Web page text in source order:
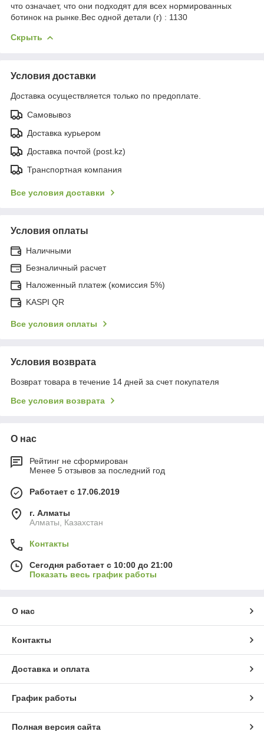
что означает, что они подходят для всех нормированных
ботинок на рынке.Вес одной детали (г) : 1130
Скрыть
Условия доставки
Доставка осуществляется только по предоплате.
Самовывоз
Доставка курьером
Доставка почтой (post.kz)
Транспортная компания
Все условия доставки
Условия оплаты
Наличными
Безналичный расчет
Наложенный платеж (комиссия 5%)
KASPI QR
Все условия оплаты
Условия возврата
Возврат товара в течение 14 дней за счет покупателя
Все условия возврата
О нас
Рейтинг не сформирован
Менее 5 отзывов за последний год
Работает с 17.06.2019
г. Алматы
Алматы, Казахстан
Контакты
Сегодня работает с 10:00 до 21:00
Показать весь график работы
О нас
Контакты
Доставка и оплата
График работы
Полная версия сайта